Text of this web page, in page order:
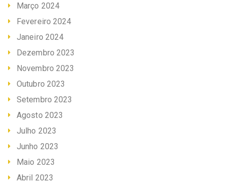
Março 2024
Fevereiro 2024
Janeiro 2024
Dezembro 2023
Novembro 2023
Outubro 2023
Setembro 2023
Agosto 2023
Julho 2023
Junho 2023
Maio 2023
Abril 2023